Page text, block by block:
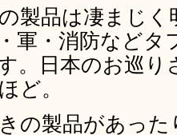
製品は凄まじ
軍・消防などタ
。日本のお巡り
ど。
の製品があっ